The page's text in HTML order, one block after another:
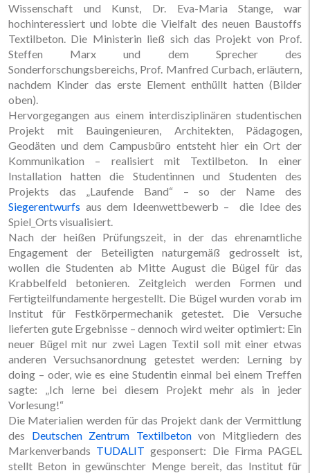
Wissenschaft und Kunst, Dr. Eva-Maria Stange, war
hochinteressiert und lobte die Vielfalt des neuen Baustoffs
Textilbeton. Die Ministerin ließ sich das Projekt von Prof.
Steffen Marx und dem Sprecher des
Sonderforschungsbereichs, Prof. Manfred Curbach, erläutern,
nachdem Kinder das erste Element enthüllt hatten (Bilder
oben).
Hervorgegangen aus einem interdisziplinären studentischen
Projekt mit Bauingenieuren, Architekten, Pädagogen,
Geodäten und dem Campusbüro entsteht hier ein Ort der
Kommunikation – realisiert mit Textilbeton. In einer
Installation hatten die Studentinnen und Studenten des
Projekts das „Laufende Band“ – so der Name des
Siegerentwurfs aus dem Ideenwettbewerb – die Idee des
Spiel_Orts visualisiert.
Nach der heißen Prüfungszeit, in der das ehrenamtliche
Engagement der Beteiligten naturgemäß gedrosselt ist,
wollen die Studenten ab Mitte August die Bügel für das
Krabbelfeld betonieren. Zeitgleich werden Formen und
Fertigteilfundamente hergestellt. Die Bügel wurden vorab im
Institut für Festkörpermechanik getestet. Die Versuche
lieferten gute Ergebnisse – dennoch wird weiter optimiert: Ein
neuer Bügel mit nur zwei Lagen Textil soll mit einer etwas
anderen Versuchsanordnung getestet werden: Lerning by
doing – oder, wie es eine Studentin einmal bei einem Treffen
sagte: „Ich lerne bei diesem Projekt mehr als in jeder
Vorlesung!“
Die Materialien werden für das Projekt dank der Vermittlung
des Deutschen Zentrum Textilbetonvon Mitgliedern des
Markenverbands TUDALIT gesponsert: Die Firma PAGEL
stellt Beton in gewünschter Menge bereit, das Institut für